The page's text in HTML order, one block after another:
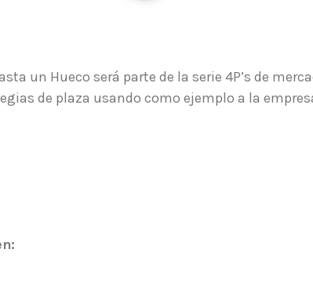
un Hueco será parte de la serie 4P’s de
de plaza usando como ejemplo a la